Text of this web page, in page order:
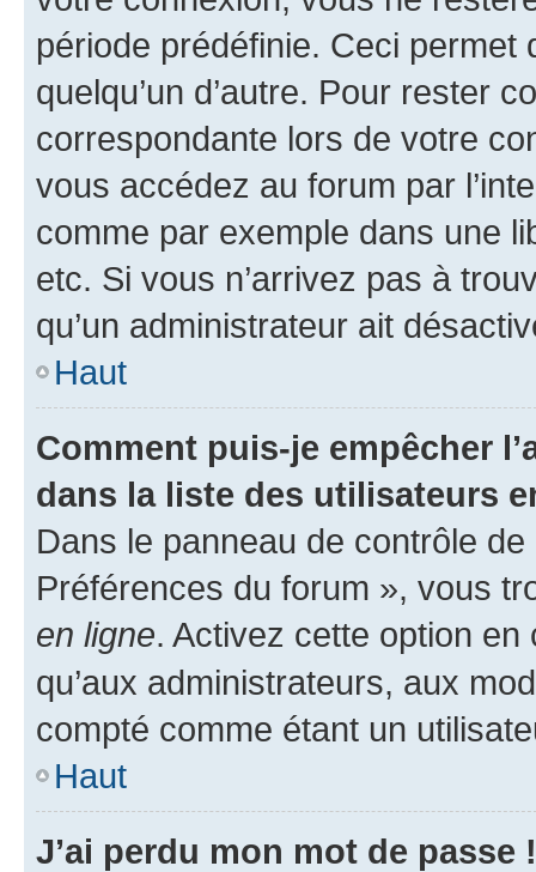
période prédéfinie. Ceci permet
quelqu’un d’autre. Pour rester
correspondante lors de votre
vous accédez au forum par
comme par exemple dans une
etc. Si vous n’arrivez pas à
qu’un administrateur ait
Haut
Comment puis-je empêcher
dans la liste des utilisateurs
Dans le panneau de contrôle
Préférences du forum », vous
en ligne. Activez cette option
qu’aux administrateurs, aux
compté comme étant un
Haut
J’ai perdu mon mot de passe !